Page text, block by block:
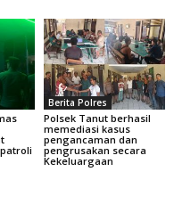
Berita Polres
Polsek Tanut berhasil
memediasi kasus
pengancaman dan
pengrusakan secara
Kekeluargaan